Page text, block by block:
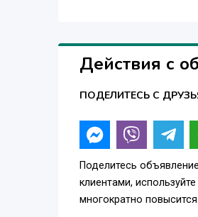
Действия с
ПОДЕЛИТЕСЬ С
Поделитесь
клиентами,
многократно повысится.